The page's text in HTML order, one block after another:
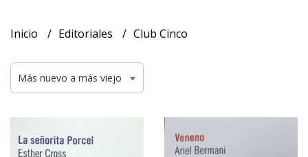
Inicio Editoriales Club Cinco